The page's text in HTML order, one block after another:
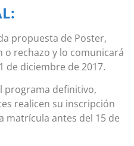
propuesta de Poster,
rechazo y lo comunicará
de diciembre de 2017.
programa definitivo,
realicen su inscripción
matrícula antes del 15 de